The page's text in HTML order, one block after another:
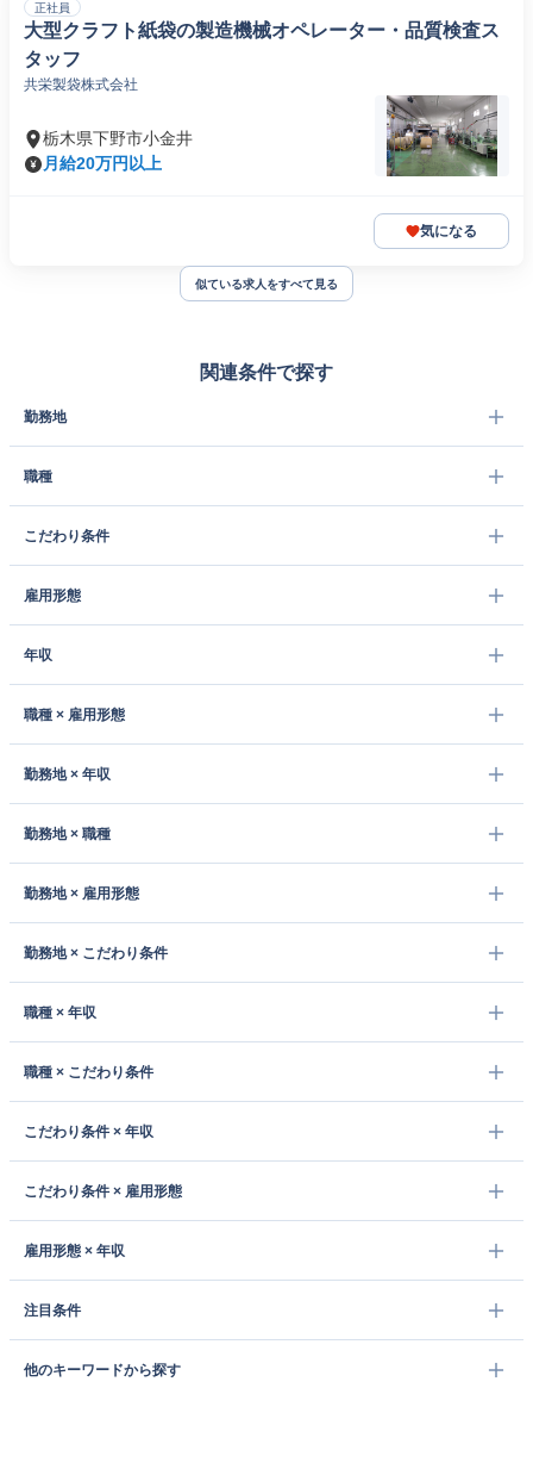
正社員
大型クラフト紙袋の製造機械オペレーター・品質検査ス
タッフ
共栄製袋株式会社
栃木県下野市小金井
月給20万円以上
気になる
似ている求人をすべて見る
関連条件で探す
勤務地
職種
こだわり条件
雇用形態
年収
職種 × 雇用形態
勤務地 × 年収
勤務地 × 職種
勤務地 × 雇用形態
勤務地 × こだわり条件
職種 × 年収
職種 × こだわり条件
こだわり条件 × 年収
こだわり条件 × 雇用形態
雇用形態 × 年収
注目条件
他のキーワードから探す